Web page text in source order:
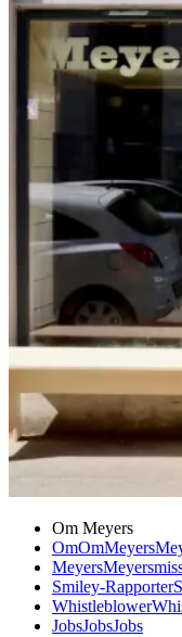
Om Meyers
OmOmMeyers
MeyersMeyers
Smiley-Rapporter
Whistleblower
JobsJobsJobs